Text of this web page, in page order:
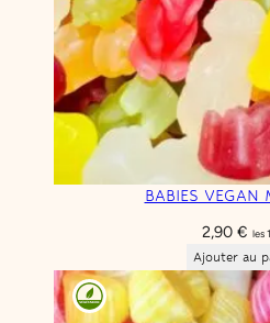
BABIES VEGAN
2,90 € les
Ajouter au